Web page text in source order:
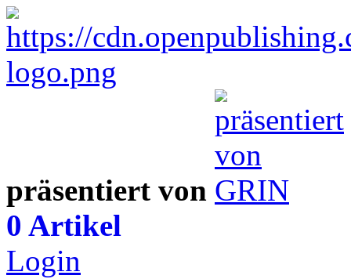
präsentiert von
0 Artikel
Login